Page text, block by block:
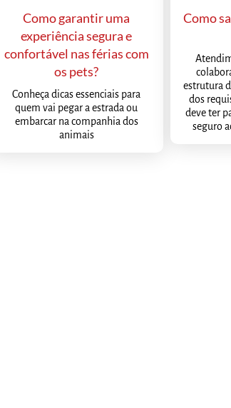
Como garantir uma
experiência segura e
confortável nas férias com
os pets?
Conheça dicas essenciais para
quem vai pegar a estrada ou
embarcar na companhia dos
animais
Como
estrutura
dos
deve ter
seguro